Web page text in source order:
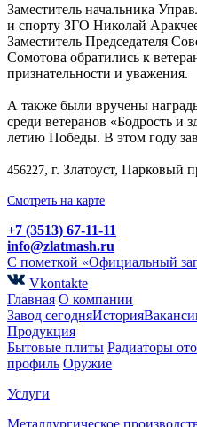
Заместитель начальника
и спорту ЗГО Николай
Заместитель Председателя
Сомотова обратились к
признательности и уважения.
А также были вручены
среди ветеранов «Бодрость и
летию Победы. В этом году
456227, г. Златоуст, Парковый
Смотреть на карте
+7 (3513) 67-11-11
info@zlatmash.ru
С пометкой «Официальный
Vkontakte
Главная О компании
Завод сегодняИстория
Продукция
Бытовые плиты Радиаторы
профиль Оружие
Услуги
Металлургическое